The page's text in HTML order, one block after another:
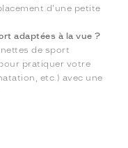
d'une petite
adaptées à la vue ?
de sport
pratiquer votre
etc.) avec une